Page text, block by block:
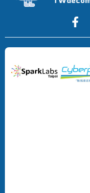
Copyright
2024
DECOMAN